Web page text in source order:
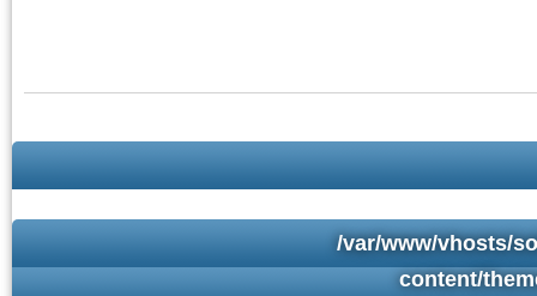
/var/www/vhosts/
content/